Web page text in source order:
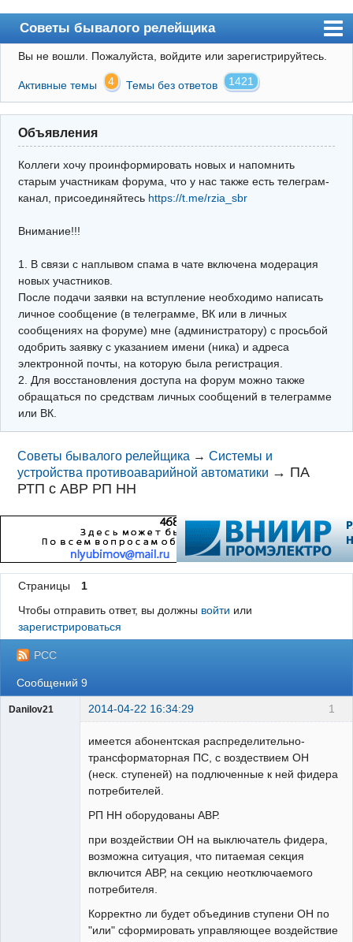
Советы бывалого релейщика
Форум
Правила
Поиск
Регистрация
Архив
Почта
Поиск релейщика
Видео РЗиА
Фотохостинг
Телеграм
Вы не вошли. Пожалуйста, войдите или зарегистрируйтесь.
Активные темы 4 Темы без ответов 1421
Объявления
Коллеги хочу проинформировать новых и напомнить
старым участникам форума, что у нас также есть телеграм-
канал, присоединяйтесь https://t.me/rzia_sbr
Внимание!!!
1. В связи с наплывом спама в чате включена модерация
новых участников.
После подачи заявки на вступление необходимо написать
личное сообщение (в телеграмме, ВК или в личных
сообщениях на форуме) мне (администратору) с просьбой
одобрить заявку с указанием имени (ника) и адреса
электронной почты, на которую была регистрация.
2. Для восстановления доступа на форум можно также
обращаться по средствам личных сообщений в телеграмме
или ВК.
Советы бывалого релейщика →Системы и
устройства противоаварийной автоматики → ПА
РТП с АВР РП НН
Страницы
1
Чтобы отправить ответ, вы должны войти или
зарегистрироваться
РСС
Сообщений 9
1
Danilov21 2014-04-22 16:34:29
имеется абонентская распределительно-
трансформаторная ПС, с воздествием ОН
(неск. ступеней) на подлюченные к ней фидера
потребителей.
РП НН оборудованы АВР.
при воздействии ОН на выключатель фидера,
возможна ситуация, что питаемая секция
включится АВР, на секцию неотключаемого
потребителя.
Корректно ли будет объединив ступени ОН по
"или" сформировать управляющее воздействие